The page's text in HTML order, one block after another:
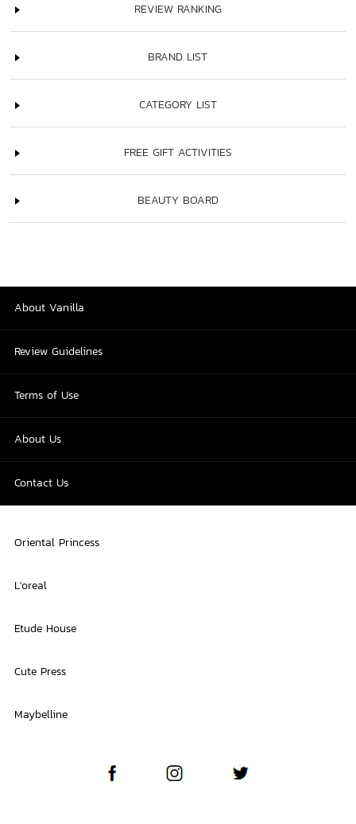
REVIEW RANKING
BRAND LIST
CATEGORY LIST
FREE GIFT ACTIVITIES
BEAUTY BOARD
About Vanilla
Review Guidelines
Terms of Use
About Us
Contact Us
Oriental Princess
L'oreal
Etude House
Cute Press
Maybelline